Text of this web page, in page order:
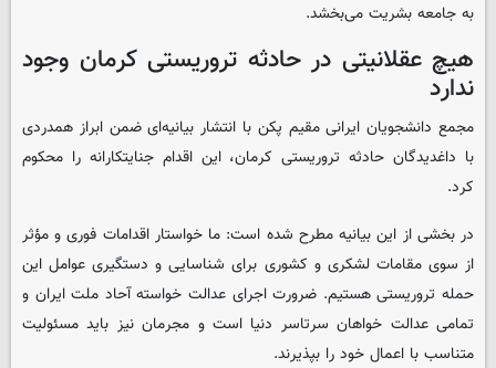
به جامعه بشریت می‌بخشد.
هیچ عقلانیتی در حادثه تروریستی کرمان وجود
ندارد
مجمع دانشجویان ایرانی مقیم پکن با انتشار بیانیه‌ای ضمن ابراز همدردی
با داغدیدگان حادثه تروریستی کرمان، این اقدام جنایتکارانه را محکوم
کرد.
در بخشی از این بیانیه مطرح شده است: ما خواستار اقدامات فوری و مؤثر
از سوی مقامات لشکری و کشوری برای شناسایی و دستگیری عوامل این
حمله تروریستی هستیم. ضرورت اجرای عدالت خواسته آحاد ملت ایران و
تمامی عدالت خواهان سرتاسر دنیا است و مجرمان نیز باید مسئولیت
متناسب با اعمال خود را بپذیرند.